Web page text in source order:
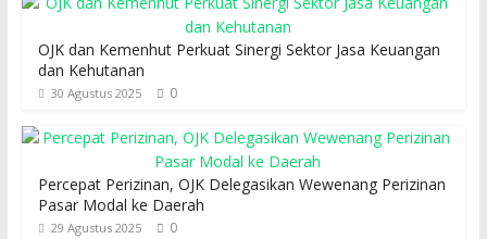
OJK dan Kemenhut Perkuat Sinergi Sektor Jasa Keuangan
dan Kehutanan
30 Agustus 2025 0
Percepat Perizinan, OJK Delegasikan Wewenang Perizinan
Pasar Modal ke Daerah
29 Agustus 2025 0